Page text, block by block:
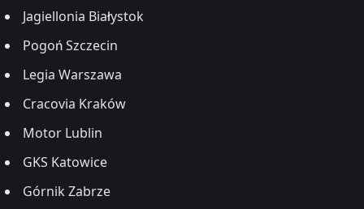
Jagiellonia Białystok
Pogoń Szczecin
Legia Warszawa
Cracovia Kraków
Motor Lublin
GKS Katowice
Górnik Zabrze